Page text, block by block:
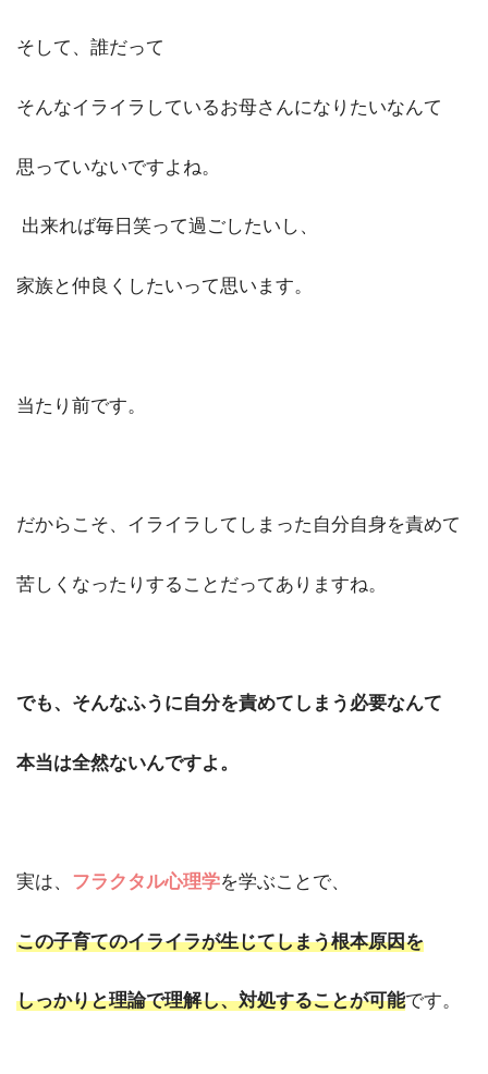
そして、誰だって
そんなイライラしているお母さんになりたいなんて
思っていないですよね。
出来れば毎日笑って過ごしたいし、
家族と仲良くしたいって思います。
当たり前です。
だからこそ、イライラしてしまった自分自身を責めて
苦しくなったりすることだってありますね。
でも、そんなふうに自分を責めてしまう必要なんて
本当は全然ないんですよ。
実は、 フラクタル心理学を学ぶことで、
この子育てのイライラが生じてしまう根本原因を
しっかりと理論で理解し、対処することが可能です。